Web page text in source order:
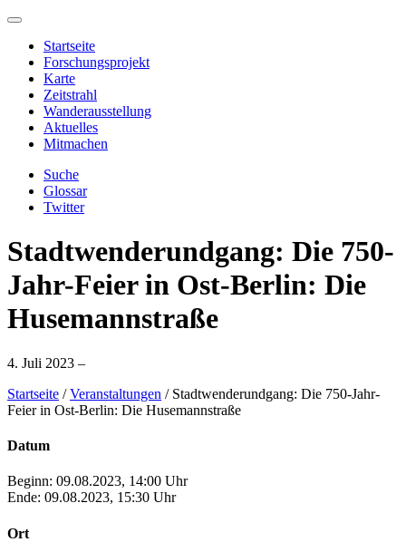
Startseite
Forschungsprojekt
Karte
Zeitstrahl
Wanderausstellung
Aktuelles
Mitmachen
Suche
Glossar
Twitter
Stadtwenderundgang: Die 750-
Jahr-Feier in Ost-Berlin: Die
Husemannstraße
4. Juli 2023 –
Startseite /Veranstaltungen / Stadtwenderundgang: Die 750-Jahr-
Feier in Ost-Berlin: Die Husemannstraße
Datum
Beginn: 09.08.2023, 14:00 Uhr
Ende: 09.08.2023, 15:30 Uhr
Ort